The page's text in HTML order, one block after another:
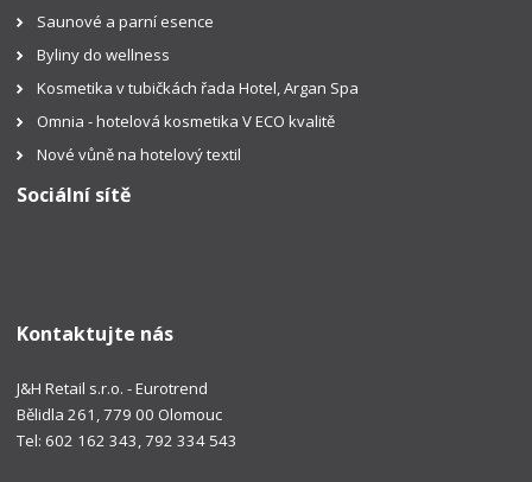
Saunové a parní esence
Byliny do wellness
Kosmetika v tubičkách řada Hotel, Argan Spa
Omnia - hotelová kosmetika V ECO kvalitě
Nové vůně na hotelový textil
Sociální sítě
Kontaktujte nás
J&H Retail s.r.o. - Eurotrend
Bělidla 261, 779 00 Olomouc
Tel: 602 162 343, 792 334 543